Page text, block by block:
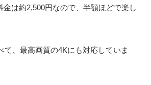
は約2,500円なので、半額ほどで楽し
て、最高画質の4Kにも対応していま